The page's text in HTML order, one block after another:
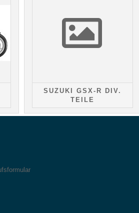
SUZUKI GSX-R DIV.
TEILE